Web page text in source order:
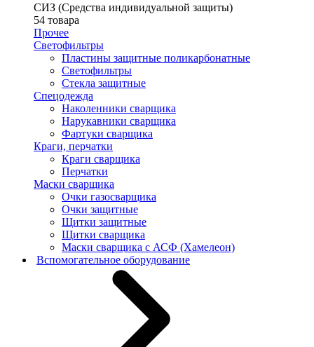
СИЗ (Средства индивидуальной защиты)
54 товара
Прочее
Светофильтры
Пластины защитные поликарбонатные
Светофильтры
Стекла защитные
Спецодежда
Наколенники сварщика
Нарукавники сварщика
Фартуки сварщика
Краги, перчатки
Краги сварщика
Перчатки
Маски сварщика
Очки газосварщика
Очки защитные
Щитки защитные
Щитки сварщика
Маски сварщика с АСФ (Хамелеон)
Вспомогательное оборудование